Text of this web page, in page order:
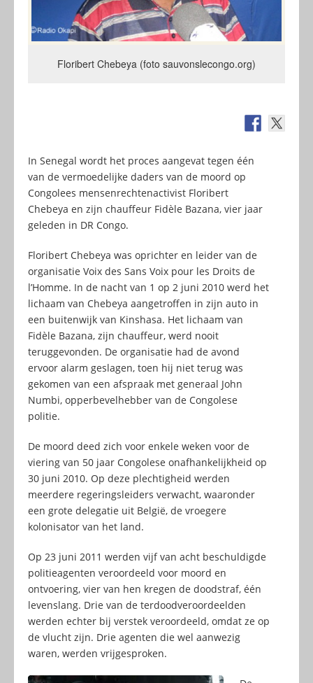
Floribert Chebeya (foto sauvonslecongo.org)
In Senegal wordt het proces aangevat tegen één
van de vermoedelijke daders van de moord op
Congolees mensenrechtenactivist Floribert
Chebeya en zijn chauffeur Fidèle Bazana, vier jaar
geleden in DR Congo.
Floribert Chebeya was oprichter en leider van de
organisatie Voix des Sans Voix pour les Droits de
l’Homme. In de nacht van 1 op 2 juni 2010 werd het
lichaam van Chebeya aangetroffen in zijn auto in
een buitenwijk van Kinshasa. Het lichaam van
Fidèle Bazana, zijn chauffeur, werd nooit
teruggevonden. De organisatie had de avond
ervoor alarm geslagen, toen hij niet terug was
gekomen van een afspraak met generaal John
Numbi, opperbevelhebber van de Congolese
politie.
De moord deed zich voor enkele weken voor de
viering van 50 jaar Congolese onafhankelijkheid op
30 juni 2010. Op deze plechtigheid werden
meerdere regeringsleiders verwacht, waaronder
een grote delegatie uit België, de vroegere
kolonisator van het land.
Op 23 juni 2011 werden vijf van acht beschuldigde
politieagenten veroordeeld voor moord en
ontvoering, vier van hen kregen de doodstraf, één
levenslang. Drie van de terdoodveroordeelden
werden echter bij verstek veroordeeld, omdat ze op
de vlucht zijn. Drie agenten die wel aanwezig
waren, werden vrijgesproken.